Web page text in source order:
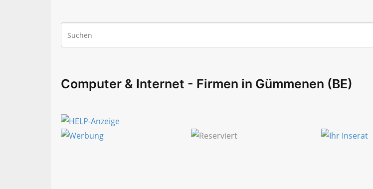
Computer & Internet - Firmen in Gümmenen (BE)